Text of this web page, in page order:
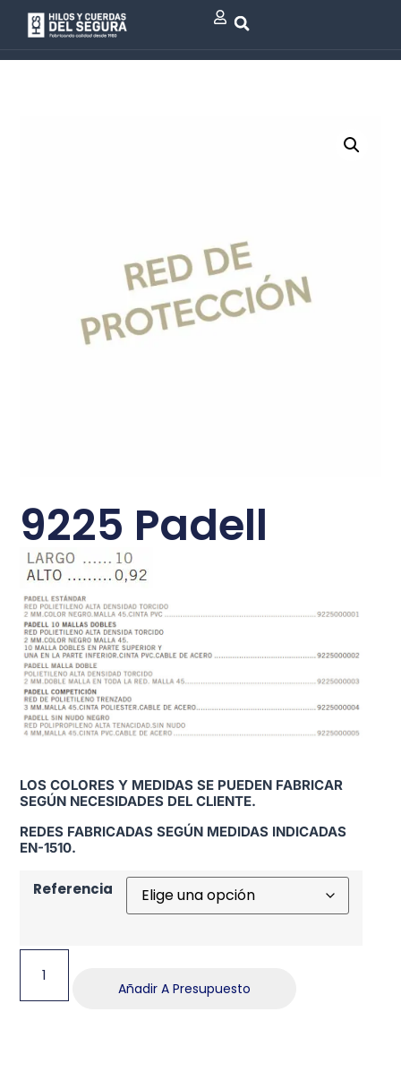
9225 Padell
LOS COLORES Y MEDIDAS SE PUEDEN FABRICAR
SEGÚN NECESIDADES DEL CLIENTE.
REDES FABRICADAS SEGÚN MEDIDAS INDICADAS
EN-1510.
Referencia
Añadir A Presupuesto